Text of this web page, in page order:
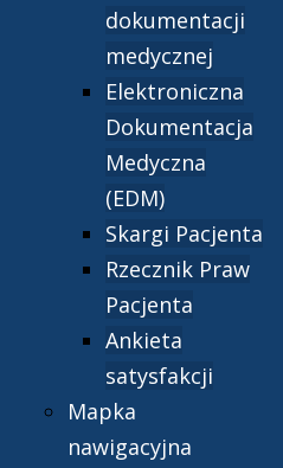
dokumentacji
medycznej
Elektroniczna
Dokumentacja
Medyczna
(EDM)
Skargi Pacjenta
Rzecznik Praw
Pacjenta
Ankieta
satysfakcji
Mapka
nawigacyjna